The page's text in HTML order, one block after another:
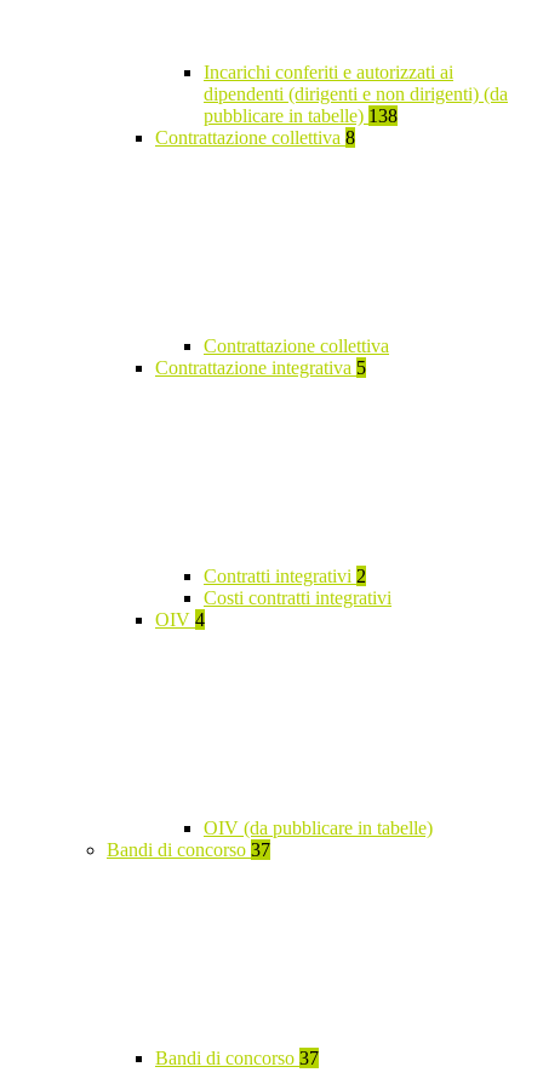
Incarichi conferiti e autorizzati ai
dipendenti (dirigenti e non dirigenti) (da
pubblicare in tabelle) 138
Contrattazione collettiva 8
Contrattazione collettiva
Contrattazione integrativa 5
Contratti integrativi 2
Costi contratti integrativi
OIV 4
OIV (da pubblicare in tabelle)
Bandi di concorso 37
Bandi di concorso 37